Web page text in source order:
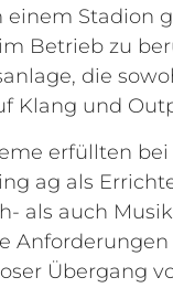
einem Stadion
Betrieb zu
die
Klang und
erfüllten
ag als
als auch
Anforderungen
Übergang